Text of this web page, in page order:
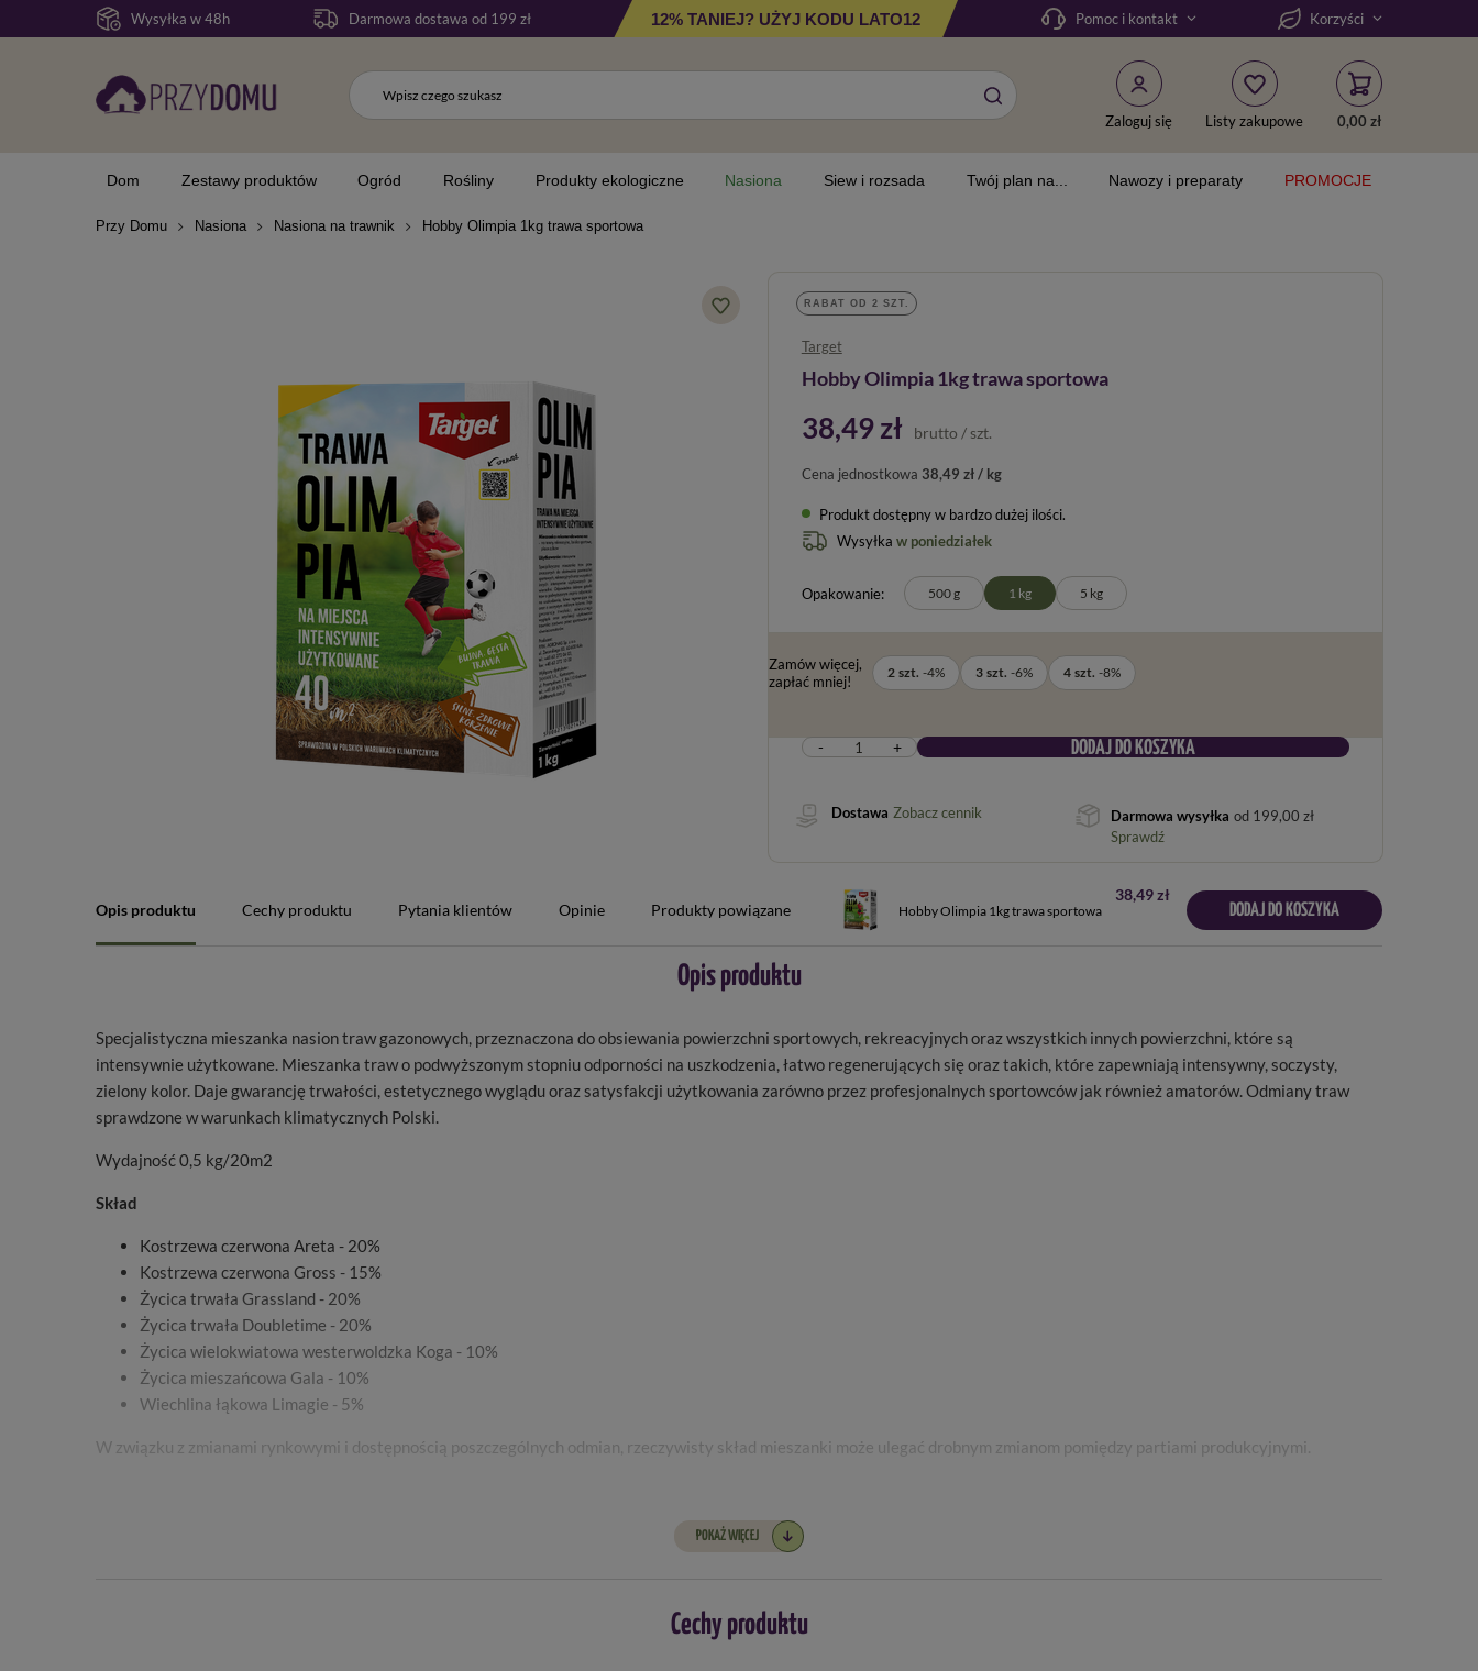
Wysyłka w 48h Darmowa dostawa od 199 zł 12% TANIEJ? UŻYJ KODU LATO12 Pomoc i kontakt Korzyści
Zaloguj się Listy zakupowe 0,00 zł
Dom Zestawy produktów Ogród Rośliny Produkty ekologiczne Nasiona Siew i rozsada Twój plan na... Nawozy i preparaty PROMOCJE
Przy Domu Nasiona Nasiona na trawnik Hobby Olimpia 1kg trawa sportowa
RABAT OD 2 SZT.
Target
Hobby Olimpia 1kg trawa sportowa
38,49 zł brutto / szt.
Cena jednostkowa 38,49 zł / kg
Produkt dostępny w bardzo dużej ilości
Wysyłka w poniedziałek
Opakowanie 500 g 1 kg 5 kg
Zamów więcej,
zapłać mniej!
2 szt. -4% 3 szt. -6% 4 szt. -8%
- + DODAJ DO KOSZYKA
Dostawa Zobacz cennik Darmowa wysyłka od 199,00 zł
Sprawdź
Opis produktu Cechy produktu Pytania klientów Opinie Produkty powiązane Hobby Olimpia 1kg trawa sportowa
38,49 zł
DODAJ DO KOSZYKA
Opis produktu
Specjalistyczna mieszanka nasion traw gazonowych, przeznaczona do obsiewania powierzchni sportowych, rekreacyjnych oraz wszystkich innych powierzchni, które są
intensywnie użytkowane. Mieszanka traw o podwyższonym stopniu odporności na uszkodzenia, łatwo regenerujących się oraz takich, które zapewniają intensywny, soczysty,
zielony kolor. Daje gwarancję trwałości, estetycznego wyglądu oraz satysfakcji użytkowania zarówno przez profesjonalnych sportowców jak również amatorów. Odmiany traw
sprawdzone w warunkach klimatycznych Polski.
Wydajność 0,5 kg/20m2
Skład
Kostrzewa czerwona Areta - 20%
Kostrzewa czerwona Gross - 15%
Życica trwała Grassland - 20%
Życica trwała Doubletime - 20%
Życica wielokwiatowa westerwoldzka Koga - 10%
Życica mieszańcowa Gala - 10%
Wiechlina łąkowa Limagie - 5%
W związku z zmianami rynkowymi i dostępnością poszczególnych odmian, rzeczywisty skład mieszanki może ulegać drobnym zmianom pomiędzy partiami produkcyjnymi.
POKAŻ WIĘCEJ
Cechy produktu